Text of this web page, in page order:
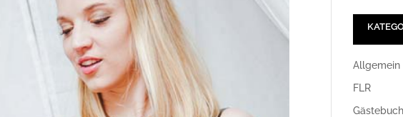
Allgemein
FLR
Gästebuch